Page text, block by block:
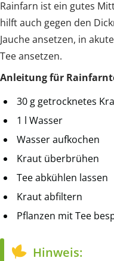
Rainfarn ist ein gutes
hilft auch gegen den
Jauche ansetzen, in
Tee ansetzen.
Anleitung für
30 g getrocknetes
1 l Wasser
Wasser aufkochen
Kraut überbrühen
Tee abkühlen lassen
Kraut abfiltern
Pflanzen mit Tee
Hinweis: